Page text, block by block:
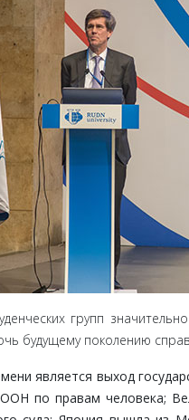
групп
будущему поколению
является выход
по правам человека;